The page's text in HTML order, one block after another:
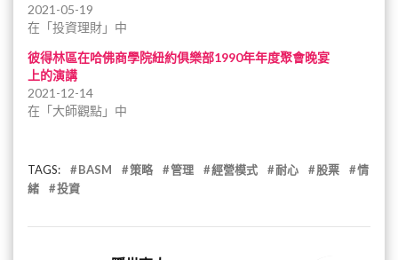
2021-05-19
在「投資理財」中
彼得林區在哈佛商學院紐約俱樂部1990年年度聚會晚宴
上的演講
2021-12-14
在「大師觀點」中
TAGS: BASM 策略 管理 經營模式 耐心 股票
情
緒
投資